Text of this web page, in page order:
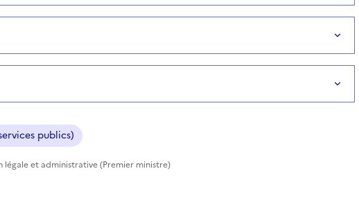
publics)
et administrative (Premier ministre)